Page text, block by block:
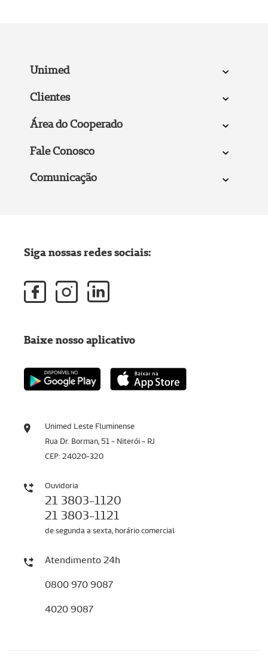
Unimed
Clientes
Área do Cooperado
Fale Conosco
Comunicação
Unimed Leste Fluminense
Rua Dr. Borman, 51 - Niterói - RJ
CEP: 24020-320
Ouvidoria
21 3803-1120
21 3803-1121
de segunda a sexta, horário comercial
Atendimento 24h
0800 970 9087
4020 9087
Siga nossas redes sociais:
Baixe nosso aplicativo